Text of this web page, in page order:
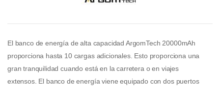
El banco de energía de alta capacidad ArgomTech 20000mAh
proporciona hasta 10 cargas adicionales. Esto proporciona una
gran tranquilidad cuando está en la carretera o en viajes
extensos. El banco de energía viene equipado con dos puertos